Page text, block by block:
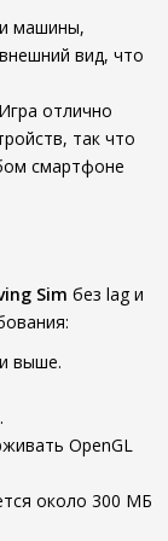
машины,
вид, что
Игра отлично
так что
смартфоне
Sim без lag и
выше.
OpenGL
около 300 МБ